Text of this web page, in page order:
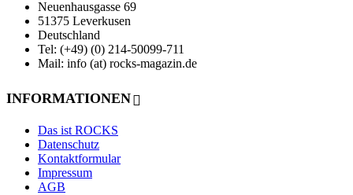
Neuenhausgasse 69
51375 Leverkusen
Deutschland
Tel: (+49) (0) 214-50099-711
Mail: info (at) rocks-magazin.de
INFORMATIONEN
Das ist ROCKS
Datenschutz
Kontaktformular
Impressum
AGB